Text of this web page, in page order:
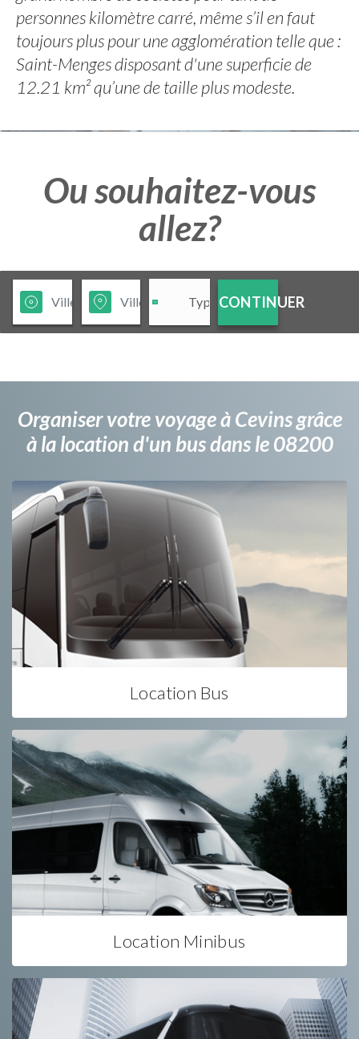
personnes kilomètre carré, même s’il en faut
toujours plus pour une agglomération telle que :
Saint-Menges disposant d'une superficie de
12.21 km² qu’une de taille plus modeste.
Ou souhaitez-vous
allez?
CONTINUER
Organiser votre voyage à Cevins grâce
à la location d'un bus dans le 08200
Location Bus
Location Minibus